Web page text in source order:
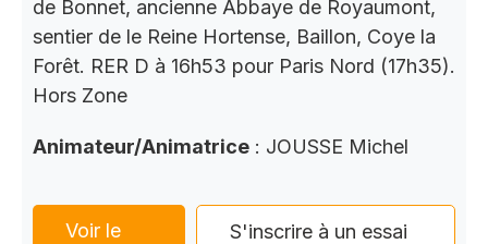
de Bonnet, ancienne Abbaye de Royaumont,
sentier de le Reine Hortense, Baillon, Coye la
Forêt. RER D à 16h53 pour Paris Nord (17h35).
Hors Zone
Animateur/Animatrice : JOUSSE Michel
Voir le
S'inscrire à un essai